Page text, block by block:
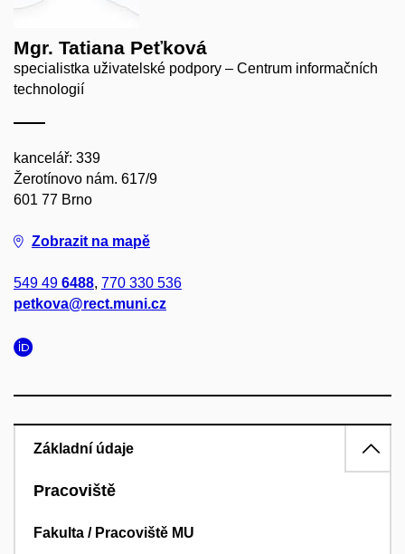
Mgr. Tatiana Peťková
specialistka uživatelské podpory – Centrum informačních
technologií
kancelář: 339
Žerotínovo nám. 617/9
601 77 Brno
Zobrazit na mapě
549 49 6488, 770 330 536
petkova@rect.muni.cz
Základní údaje
Pracoviště
Fakulta / Pracoviště MU